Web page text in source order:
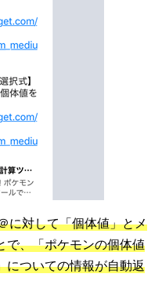
に対して「個体値」とメ
で、「ポケモンの個体値
についての情報が自動返